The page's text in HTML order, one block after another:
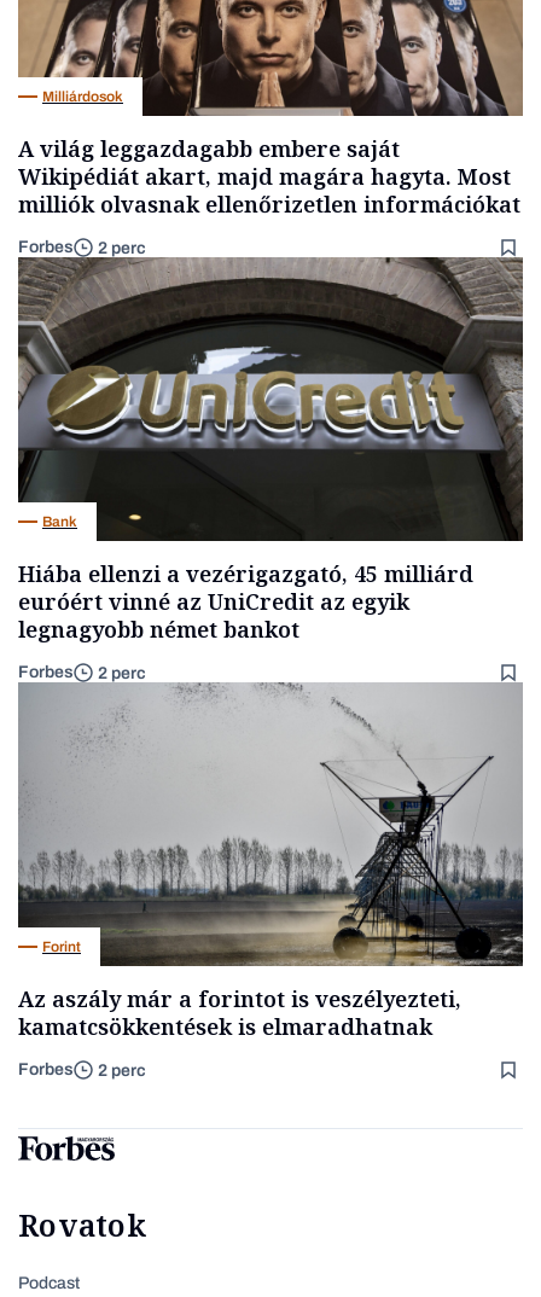
Milliárdosok
A világ leggazdagabb embere saját
Wikipédiát akart, majd magára hagyta. Most
milliók olvasnak ellenőrizetlen információkat
Forbes 2 perc
Bank
Hiába ellenzi a vezérigazgató, 45 milliárd
euróért vinné az UniCredit az egyik
legnagyobb német bankot
Forbes 2 perc
Forint
Az aszály már a forintot is veszélyezteti,
kamatcsökkentések is elmaradhatnak
Forbes 2 perc
Rovatok
Podcast